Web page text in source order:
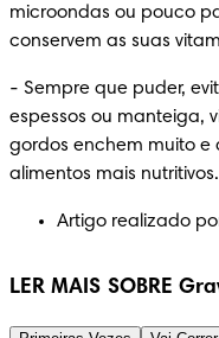
microondas ou pouco
conservem as suas
- Sempre que puder,
espessos ou manteiga,
gordos enchem muito
alimentos mais nutritivos.
Artigo realizado
LER MAIS SOBRE